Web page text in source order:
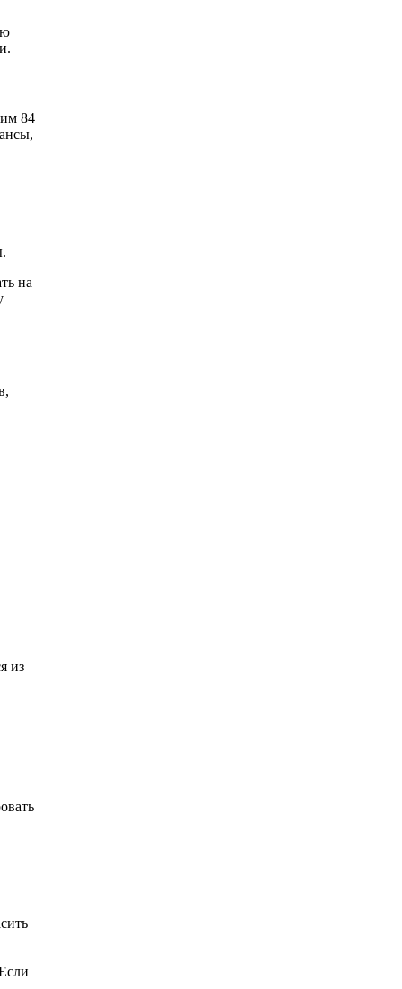
84
на
из